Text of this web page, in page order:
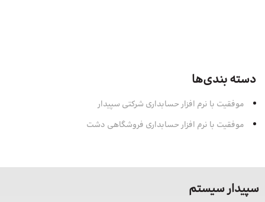
دسته بندی‌ها
موفقیت با نرم افزار حسابداری شرکتی سپیدار
موفقیت با نرم افزار حسابداری فروشگاهی دشت
سپیدار سیستم